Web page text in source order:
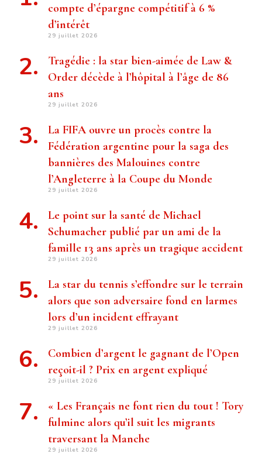
compte d’épargne compétitif à 6 %
d’intérêt
29 juillet 2026
Tragédie : la star bien-aimée de Law &
Order décède à l’hôpital à l’âge de 86
ans
29 juillet 2026
La FIFA ouvre un procès contre la
Fédération argentine pour la saga des
bannières des Malouines contre
l’Angleterre à la Coupe du Monde
29 juillet 2026
Le point sur la santé de Michael
Schumacher publié par un ami de la
famille 13 ans après un tragique accident
29 juillet 2026
La star du tennis s’effondre sur le terrain
alors que son adversaire fond en larmes
lors d’un incident effrayant
29 juillet 2026
Combien d’argent le gagnant de l’Open
reçoit-il ? Prix ​​en argent expliqué
29 juillet 2026
« Les Français ne font rien du tout ! Tory
fulmine alors qu’il suit les migrants
traversant la Manche
29 juillet 2026